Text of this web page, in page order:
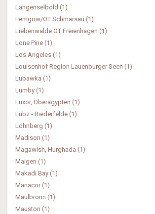
Langenselbold (1)
Lemgow/OT Schmarsau (1)
Liebenwalde OT Freienhagen (1)
Lone Pine (1)
Los Angeles (1)
Louisenhof Region Lauenburger Seen (1)
Lubawka (1)
Lumby (1)
Luxor, Oberägypten (1)
Lübz - Riederfelde (1)
Löhnberg (1)
Madison (1)
Magawish, Hurghada (1)
Maigen (1)
Makadi Bay (1)
Manacor (1)
Maulbronn (1)
Mauston (1)